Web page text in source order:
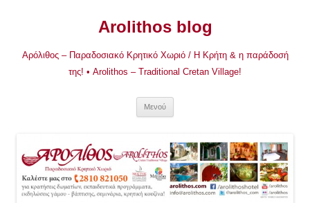
Arolithos blog
Αρόλιθος – Παραδοσιακό Κρητικό Χωριό / Η Κρήτη & η παράδοσή
της! • Arolithos – Traditional Cretan Village!
Μενού